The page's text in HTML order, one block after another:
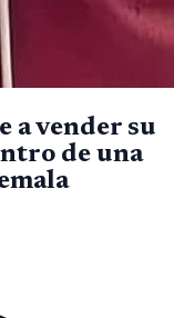
a vender su
de una